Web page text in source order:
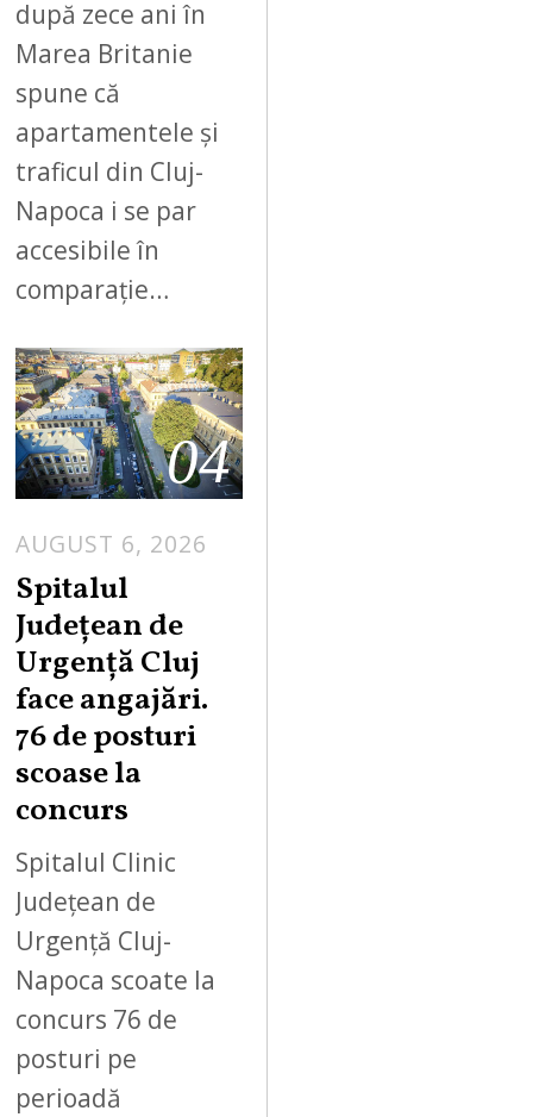
după zece ani în
Marea Britanie
spune că
apartamentele și
traficul din Cluj-
Napoca i se par
accesibile în
comparație…
04
AUGUST 6, 2026
Spitalul
Județean de
Urgență Cluj
face angajări.
76 de posturi
scoase la
concurs
Spitalul Clinic
Județean de
Urgență Cluj-
Napoca scoate la
concurs 76 de
posturi pe
perioadă